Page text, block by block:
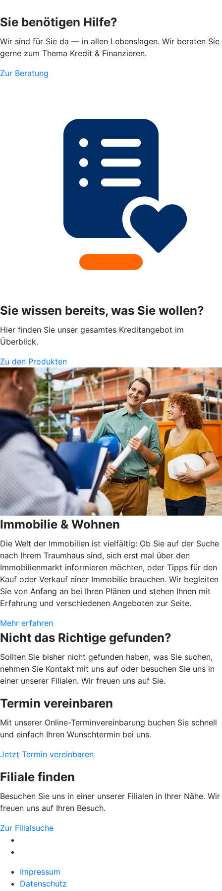
Sie benötigen Hilfe?
Wir sind für Sie da — in allen Lebenslagen. Wir beraten Sie
gerne zum Thema Kredit & Finanzieren.
Zur Beratung
Sie wissen bereits, was Sie wollen?
Hier finden Sie unser gesamtes Kreditangebot im
Überblick.
Zu den Produkten
Immobilie & Wohnen
Die Welt der Immobilien ist vielfältig: Ob Sie auf der Suche
nach Ihrem Traumhaus sind, sich erst mal über den
Immobilienmarkt informieren möchten, oder Tipps für den
Kauf oder Verkauf einer Immobilie brauchen. Wir begleiten
Sie von Anfang an bei Ihren Plänen und stehen Ihnen mit
Erfahrung und verschiedenen Angeboten zur Seite.
Mehr erfahren
Nicht das Richtige gefunden?
Sollten Sie bisher nicht gefunden haben, was Sie suchen,
nehmen Sie Kontakt mit uns auf oder besuchen Sie uns in
einer unserer Filialen. Wir freuen uns auf Sie.
Termin vereinbaren
Mit unserer Online-Terminvereinbarung buchen Sie schnell
und einfach Ihren Wunschtermin bei uns.
Jetzt Termin vereinbaren
Filiale finden
Besuchen Sie uns in einer unserer Filialen in Ihrer Nähe. Wir
freuen uns auf Ihren Besuch.
Zur Filialsuche
Impressum
Datenschutz